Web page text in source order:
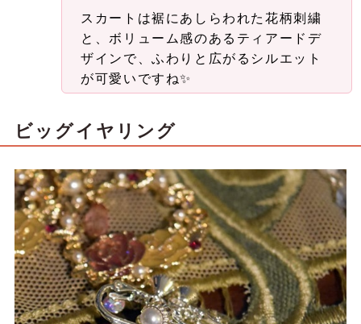
スカートは裾にあしらわれた花柄刺繍
と、ボリューム感のあるティアードデ
ザインで、ふわりと広がるシルエット
が可愛いですね✨
ビッグイヤリング